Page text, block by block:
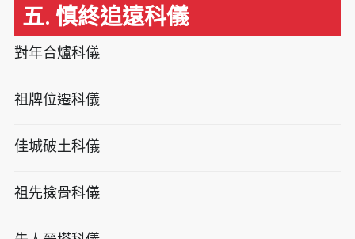
五. 慎終追遠科儀
對年合爐科儀
祖牌位遷科儀
佳城破土科儀
祖先撿骨科儀